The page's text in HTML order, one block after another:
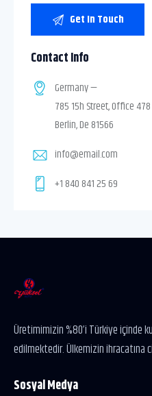
Contact Info
Germany —
785 15h Street, Office 478
Berlin, De 81566
info@email.com
+1 840 841 25 69
Üretimimizin %80’i Türkiye içinde
edilmektedir. Ülkemizin ihracatına
Sosyal Medya